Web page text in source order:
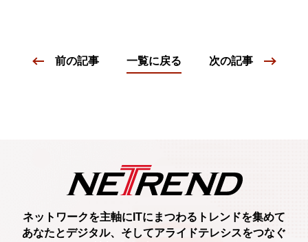
前の記事 一覧に戻る 次の記事
ネットワークを主軸に ITにまつわるトレンドを集めて
あなたとデジタル、 そしてアライドテレシスをつなぐ